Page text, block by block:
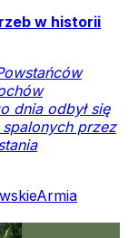
w historii
dnia odbył się
przez
Armia